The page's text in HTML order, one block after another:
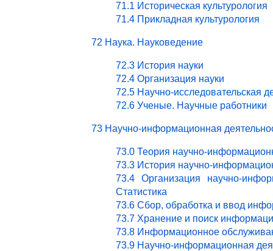
71.1 Историческая культурология
71.4 Прикладная культурология
72 Наука. Науковедение
72.3 История науки
72.4 Организация науки
72.5 Научно-исследовательская
72.6 Ученые. Научные работники
73 Научно-информационная
73.0 Теория научно-
73.3 История научно-
73.4 Организация научно-
Статистика
73.6 Сбор, обработка и ввод
73.7 Хранение и поиск
73.8 Информационное
73.9 Научно-информационная